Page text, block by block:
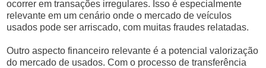
ocorrer em transações irregulares. Isso é especialmente
relevante em um cenário onde o mercado de veículos
usados pode ser arriscado, com muitas fraudes relatadas.
Outro aspecto financeiro relevante é a potencial valorização
do mercado de usados. Com o processo de transferência